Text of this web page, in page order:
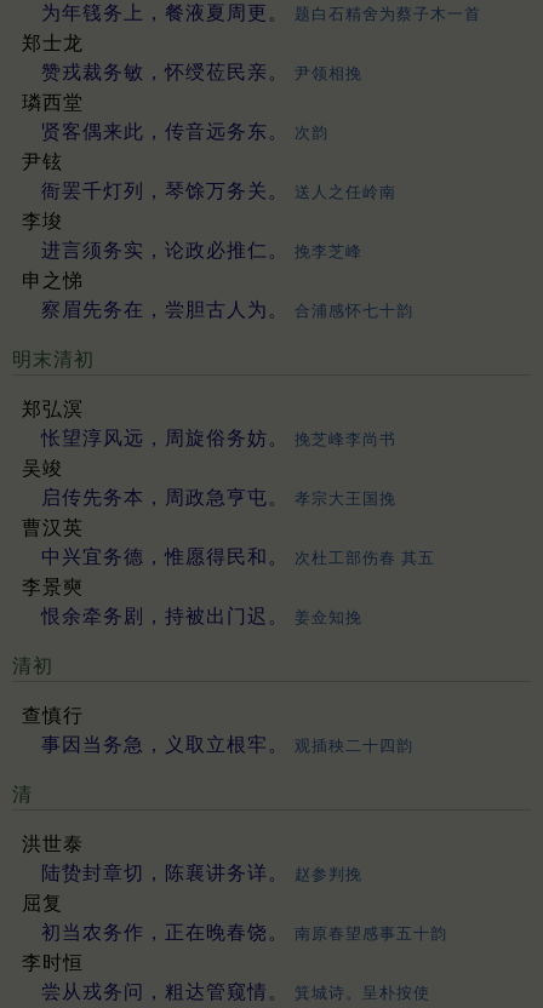
为年篯务上，餐液夏周更。
题白石精舍为蔡子木一首
郑士龙
赞戎裁务敏，怀绶莅民亲。
尹领相挽
璘西堂
贤客偶来此，传音远务东。
次韵
尹铉
衙罢千灯列，琴馀万务关。
送人之任岭南
李埈
进言须务实，论政必推仁。
挽李芝峰
申之悌
察眉先务在，尝胆古人为。
合浦感怀七十韵
明末清初
郑弘溟
怅望淳风远，周旋俗务妨。
挽芝峰李尚书
吴竣
启传先务本，周政急亨屯。
孝宗大王国挽
曹汉英
中兴宜务德，惟愿得民和。
次杜工部伤春 其五
李景奭
恨余牵务剧，持被出门迟。
姜佥知挽
清初
查慎行
事因当务急，义取立根牢。
观插秧二十四韵
清
洪世泰
陆贽封章切，陈襄讲务详。
赵参判挽
屈复
初当农务作，正在晚春饶。
南原春望感事五十韵
李时恒
尝从戎务问，粗达管窥情。
箕城诗。呈朴按使